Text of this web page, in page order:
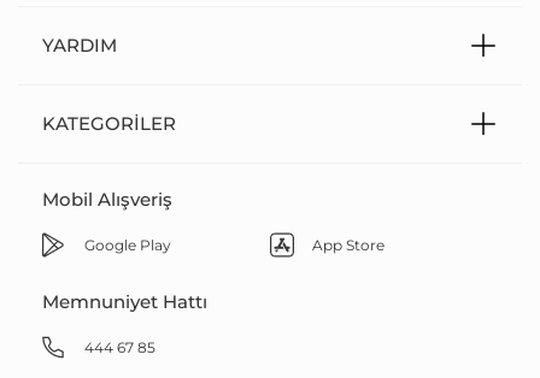
YARDIM
KATEGORILER
Mobil Alışveriş
Google Play App Store
Memnuniyet Hattı
444 67 85